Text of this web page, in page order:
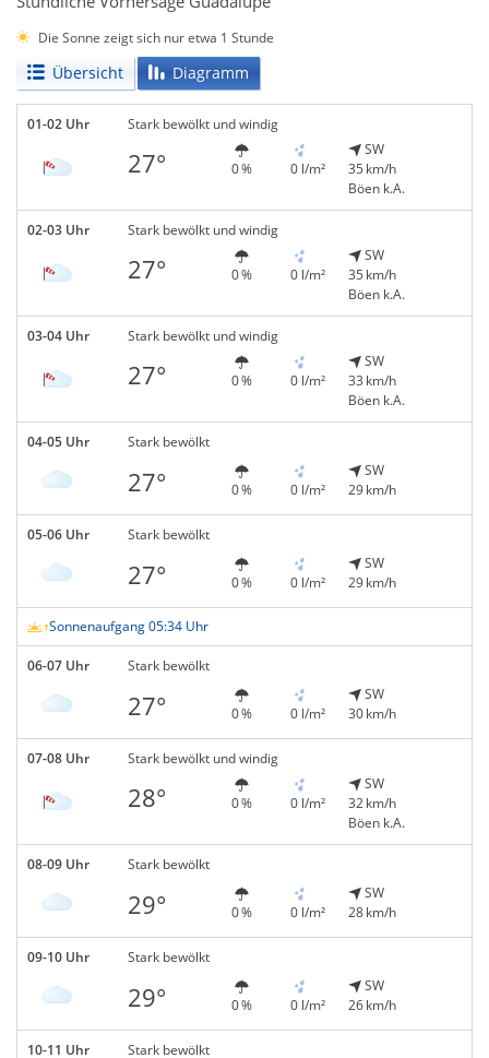
Die Sonne zeigt sich nur etwa 1 Stunde
Übersicht Diagramm
01-02 Uhr Stark bewölkt und windig
27° 0 % 0 l/m²
SW
35 km/h
Böen k.A.
02-03 Uhr Stark bewölkt und windig
27° 0 % 0 l/m²
SW
35 km/h
Böen k.A.
03-04 Uhr Stark bewölkt und windig
27° 0 % 0 l/m²
SW
33 km/h
Böen k.A.
04-05 Uhr Stark bewölkt
27° 0 % 0 l/m²
SW
29 km/h
05-06 Uhr Stark bewölkt
27° 0 % 0 l/m²
SW
29 km/h
Sonnenaufgang 05:34 Uhr
06-07 Uhr Stark bewölkt
27° 0 % 0 l/m²
SW
30 km/h
07-08 Uhr Stark bewölkt und windig
28° 0 % 0 l/m²
SW
32 km/h
Böen k.A.
08-09 Uhr Stark bewölkt
29° 0 % 0 l/m²
SW
28 km/h
09-10 Uhr Stark bewölkt
29° 0 % 0 l/m²
SW
26 km/h
10-11 Uhr Stark bewölkt